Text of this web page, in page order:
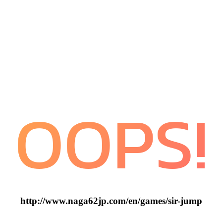
OOPS!
http://www.naga62jp.com/en/games/sir-jump